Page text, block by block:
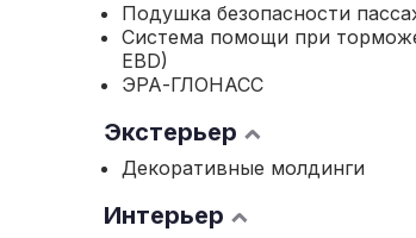
Подушка безопасности
Система помощи при
EBD)
ЭРА-ГЛОНАСС
Экстерьер
Декоративные молдинги
Интерьер